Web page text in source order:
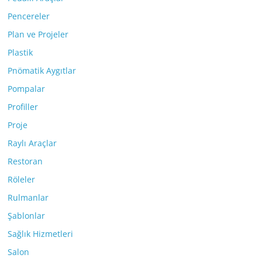
Pencereler
Plan ve Projeler
Plastik
Pnömatik Aygıtlar
Pompalar
Profiller
Proje
Raylı Araçlar
Restoran
Röleler
Rulmanlar
Şablonlar
Sağlık Hizmetleri
Salon